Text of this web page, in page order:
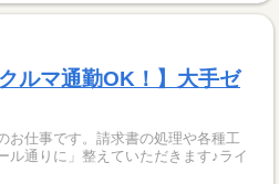
ルマ通勤OK！】大手ゼ
お仕事です。請求書の処理や各種工
ル通りに」整えていただきます♪ライ